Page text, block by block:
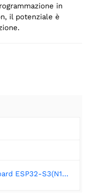
in
il potenziale è
Firebeetle 2 Board ESP32-S3(N16R8) Microcontroller Wiki - DFRobot